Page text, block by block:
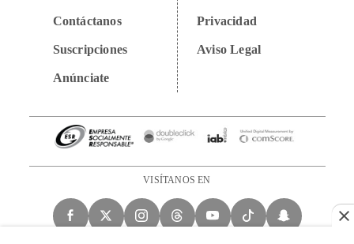
Contáctanos
Suscripciones
Anúnciate
Privacidad
Aviso Legal
VISÍTANOS EN